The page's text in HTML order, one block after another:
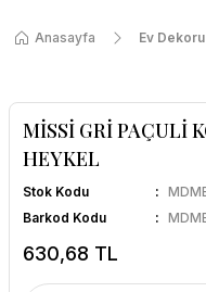
Anasayfa Ev Dekoru
MİSSİ GRİ PAÇULİ
HEYKEL
Stok Kodu
Barkod Kodu
630,68 TL